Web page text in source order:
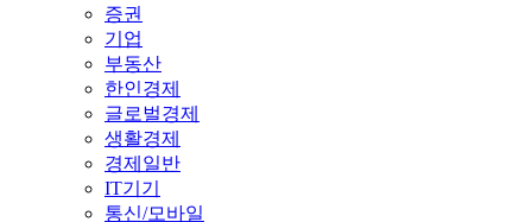
증권
기업
부동산
한인경제
글로벌경제
생활경제
경제일반
IT기기
통신/모바일